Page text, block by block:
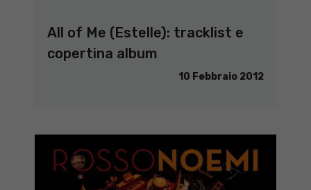
All of Me (Estelle): tracklist e
copertina album
10 Febbraio 2012